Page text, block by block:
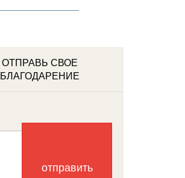
ОТПРАВЬ СВОЕ
БЛАГОДАРЕНИЕ